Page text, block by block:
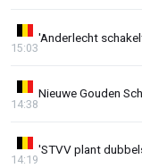
'Anderlecht
15:03
Nieuwe Gouden
14:38
'STVV plant
14:19